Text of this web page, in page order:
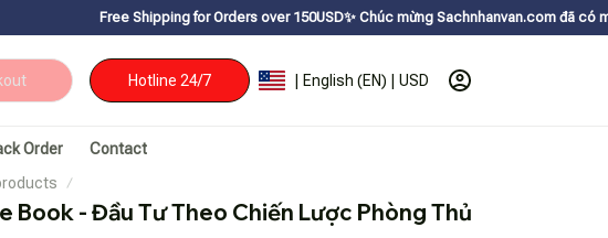
Free Shipping for Orders over 150USDㅤ✨ Chúc mừng Sachnhanvan.com đã có mặt hơn 200
Hotline 24/7 | English (EN) | USD
Order
Contact
Book - Đầu Tư Theo Chiến Lược Phòng Thủ